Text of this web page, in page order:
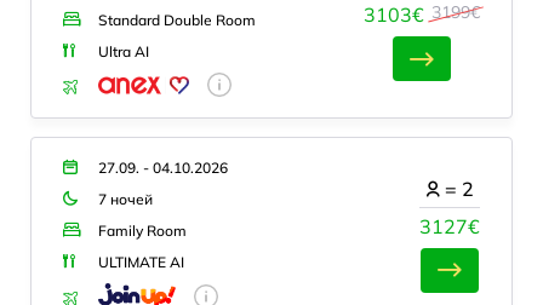
Standard Double Room
Ultra AI
3103€ 3199€
27.09. - 04.10.2026
7 ночей
Family Room
ULTIMATE AI
3127€
= 2